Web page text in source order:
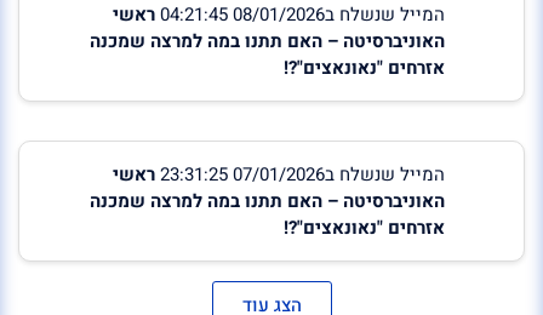
המייל שנשלח ב08/01/2026 04:21:45
ראשי
האוניברסיטה – האם תתנו במה למרצה שמכנה
אזרחים "נאונאצים"?!
המייל שנשלח ב07/01/2026 23:31:25
ראשי
האוניברסיטה – האם תתנו במה למרצה שמכנה
אזרחים "נאונאצים"?!
הצג עוד